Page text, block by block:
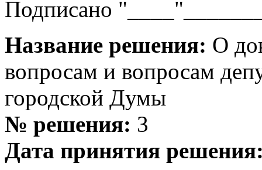
Подписано
Название решения: О
вопросам и вопросам
городской Думы
№ решения: 3
Дата принятия